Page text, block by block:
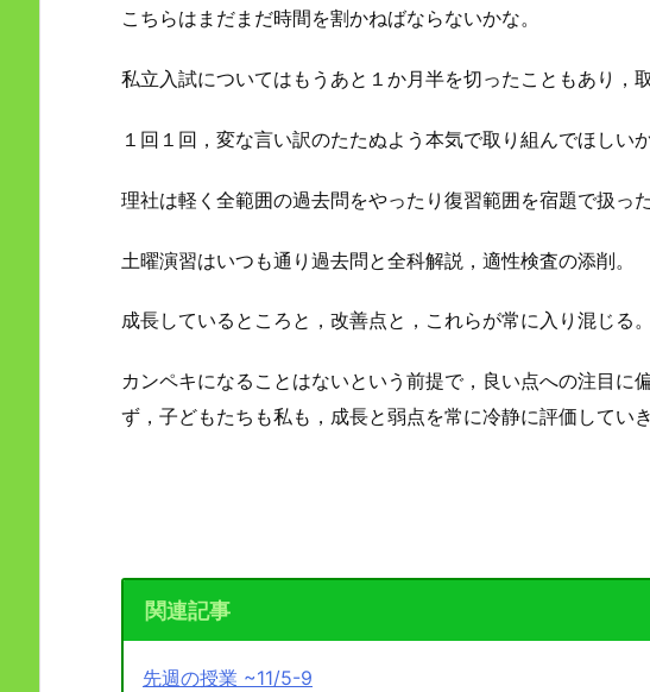
こちらはまだまだ時間を割かねばならないかな。
私立入試についてはもうあと１か月半を切ったこともあり，
１回１回，変な言い訳のたたぬよう本気で取り組んでほしいか
理社は軽く全範囲の過去問をやったり復習範囲を宿題で扱った
土曜演習はいつも通り過去問と全科解説，適性検査の添削。
成長しているところと，改善点と，これらが常に入り混じる。
カンペキになることはないという前提で，良い点への注目に
ず，子どもたちも私も，成長と弱点を常に冷静に評価してい
関連記事
先週の授業 ~11/5-9